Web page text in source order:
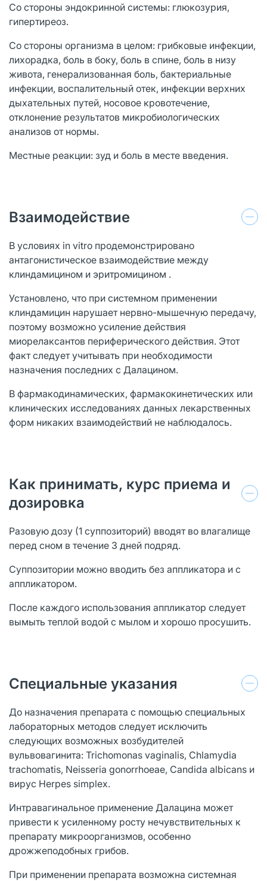
Со стороны эндокринной системы: глюкозурия,
гипертиреоз.
Со стороны организма в целом: грибковые инфекции,
лихорадка, боль в боку, боль в спине, боль в низу
живота, генерализованная боль, бактериальные
инфекции, воспалительный отек, инфекции верхних
дыхательных путей, носовое кровотечение,
отклонение результатов микробиологических
анализов от нормы.
Местные реакции: зуд и боль в месте введения.
Взаимодействие
В условиях in vitro продемонстрировано
антагонистическое взаимодействие между
клиндамицином и эритромицином .
Установлено, что при системном применении
клиндамицин нарушает нервно-мышечную передачу,
поэтому возможно усиление действия
миорелаксантов периферического действия. Этот
факт следует учитывать при необходимости
назначения последних с Далацином.
В фармакодинамических, фармакокинетических или
клинических исследованиях данных лекарственных
форм никаких взаимодействий не наблюдалось.
Как принимать, курс приема и
дозировка
Разовую дозу (1 суппозиторий) вводят во влагалище
перед сном в течение 3 дней подряд.
Суппозитории можно вводить без аппликатора и с
аппликатором.
После каждого использования аппликатор следует
вымыть теплой водой с мылом и хорошо просушить.
Специальные указания
До назначения препарата с помощью специальных
лабораторных методов следует исключить
следующих возможных возбудителей
вульвовагинита: Trichomonas vaginalis, Chlamydia
trachomatis, Neisseria gonorrhoeae, Candida albicans и
вирус Herpes simplex.
Интравагинальное применение Далацина может
привести к усиленному росту нечувствительных к
препарату микроорганизмов, особенно
дрожжеподобных грибов.
При применении препарата возможна системная